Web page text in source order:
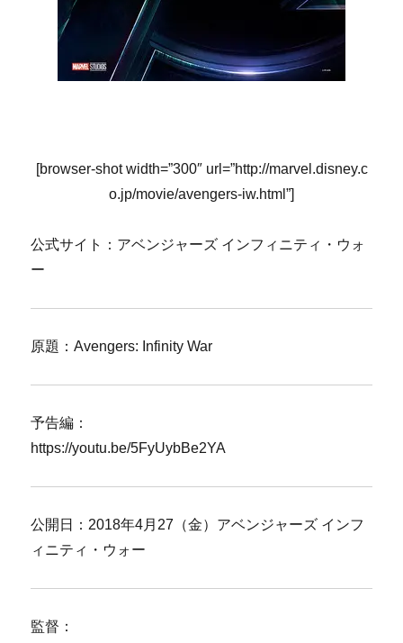
[browser-shot width=”300″ url=”http://marvel.disney.c
o.jp/movie/avengers-iw.html”]
公式サイト：アベンジャーズ インフィニティ・ウォ
ー
原題：Avengers: Infinity War
予告編：
https://youtu.be/5FyUybBe2YA
公開日：2018年4月27（金）アベンジャーズ インフ
ィニティ・ウォー
監督：